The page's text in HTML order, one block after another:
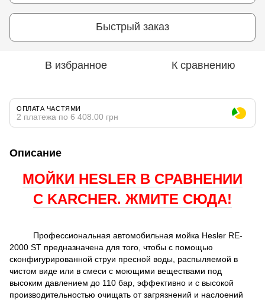
Быстрый заказ
В избранное К сравнению
ОПЛАТА ЧАСТЯМИ
2 платежа по 6 408.00 грн
Описание
МОЙКИ HESLER В СРАВНЕНИИ
С KARCHER. ЖМИТЕ СЮДА!
Профессиональная автомобильная мойка Hesler RE-
2000 ST предназначена для того, чтобы с помощью
сконфигурированной струи пресной воды, распыляемой в
чистом виде или в смеси с моющими веществами под
высоким давлением до 110 бар, эффективно и с высокой
производительностью очищать от загрязнений и наслоений